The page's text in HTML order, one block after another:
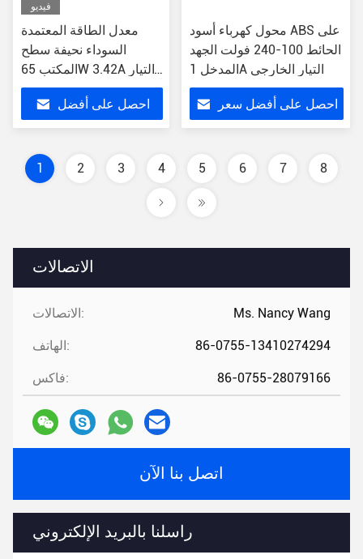
الاتصالات
الاتصالات: Ms. Nancy Wang
الهاتف: 86-0755-13410274294
فاكس: 86-0755-28079166
اتصل بنا الآن
راسلنا بالبريد الإلكتروني
فيديو
معدل الطاقة المعتمدة
السوداء نحيفة سطح
المكتب 65W 3.42A التيار
الخارجي النوع القابس
العالمياحصل على أفضل
محول كهرباء أسود ABS على
الحائط 100-240 فولت الجهد
المدخل 1A التيار الخارجي
احصل على أفضل سعر
1 2 3 4 5 6 7 8